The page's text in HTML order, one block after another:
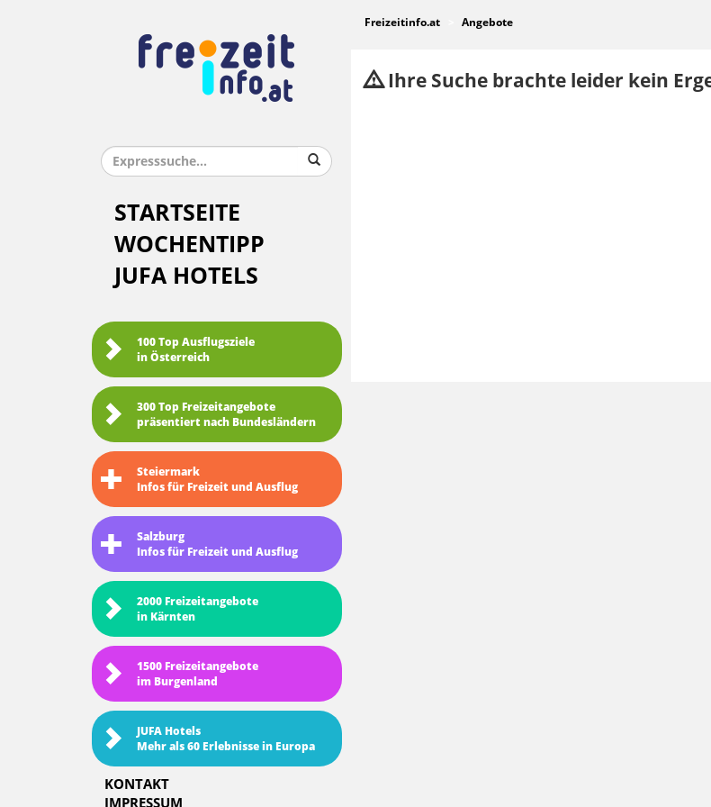
STARTSEITE
WOCHENTIPP
JUFA HOTELS
100 Top Ausflugsziele
in Österreich
300 Top Freizeitangebote
präsentiert nach Bundesländern
Steiermark
Infos für Freizeit und Ausflug
Salzburg
Infos für Freizeit und Ausflug
2000 Freizeitangebote
in Kärnten
1500 Freizeitangebote
im Burgenland
JUFA Hotels
Mehr als 60 Erlebnisse in Europa
KONTAKT
IMPRESSUM
Freizeitinfo.at Angebote
Ihre Suche brachte leider kein